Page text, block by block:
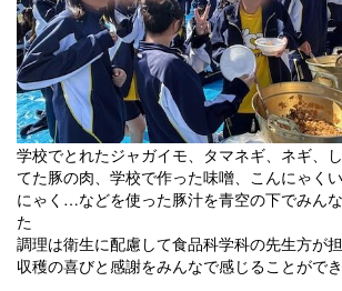
学校でとれたジャガイモ、タマネギ、ネギ、
てた豚の肉、学校で作った味噌、こんにゃく
にゃく…などを使った豚汁を青空の下でみん
た
調理は衛生に配慮して食品科学科の先生方が
収穫の喜びと感謝をみんなで感じることがで